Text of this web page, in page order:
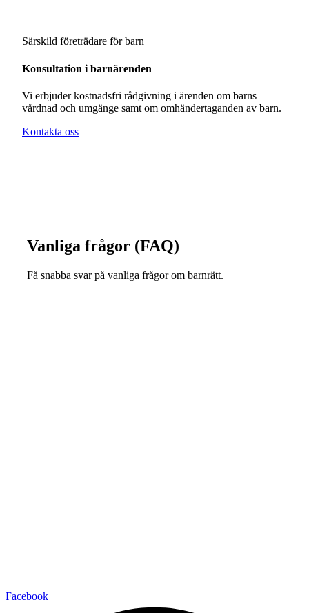
Särskild företrädare för barn
Konsultation i barnärenden
Vi erbjuder kostnadsfri rådgivning i ärenden om barns
vårdnad och umgänge samt om omhändertaganden av barn.
Kontakta oss
Vanliga frågor (FAQ)
Få snabba svar på vanliga frågor om barnrätt.
Facebook